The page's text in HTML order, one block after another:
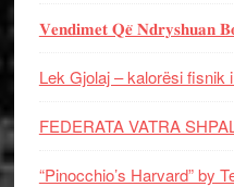
𝐕𝐞𝐧𝐝𝐢𝐦𝐞𝐭 𝐐𝐞̈ 𝐍𝐝𝐫𝐲𝐬𝐡𝐮𝐚𝐧
Lek Gjolaj – kalorësi fisnik
FEDERATA VATRA
“Pinocchio’s Harvard” by